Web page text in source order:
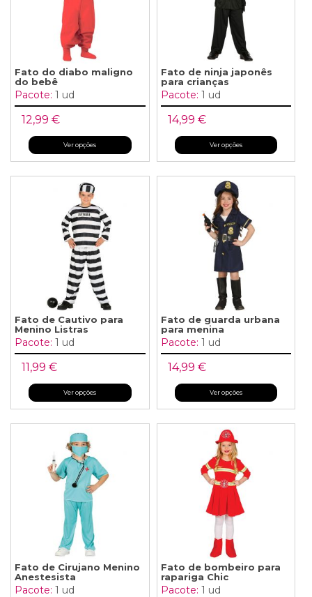
Fato do diabo maligno
do bebê
Pacote: 1 ud
12,99 €
Ver opções
Fato de ninja japonês
para crianças
Pacote: 1 ud
14,99 €
Ver opções
Fato de Cautivo para
Menino Listras
Pacote: 1 ud
11,99 €
Ver opções
Fato de guarda urbana
para menina
Pacote: 1 ud
14,99 €
Ver opções
Fato de Cirujano Menino
Anestesista
Pacote: 1 ud
Fato de bombeiro para
rapariga Chic
Pacote: 1 ud